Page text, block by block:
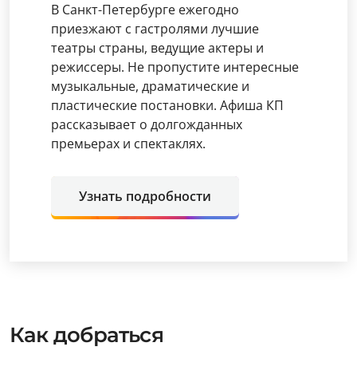
В Санкт-Петербурге ежегодно
приезжают с гастролями лучшие
театры страны, ведущие актеры и
режиссеры. Не пропустите интересные
музыкальные, драматические и
пластические постановки. Афиша КП
рассказывает о долгожданных
премьерах и спектаклях.
Узнать подробности
Как добраться